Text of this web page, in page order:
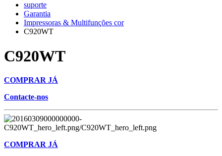
suporte
Garantia
Impressoras & Multifunções cor
C920WT
C920WT
COMPRAR JÁ
Contacte-nos
COMPRAR JÁ